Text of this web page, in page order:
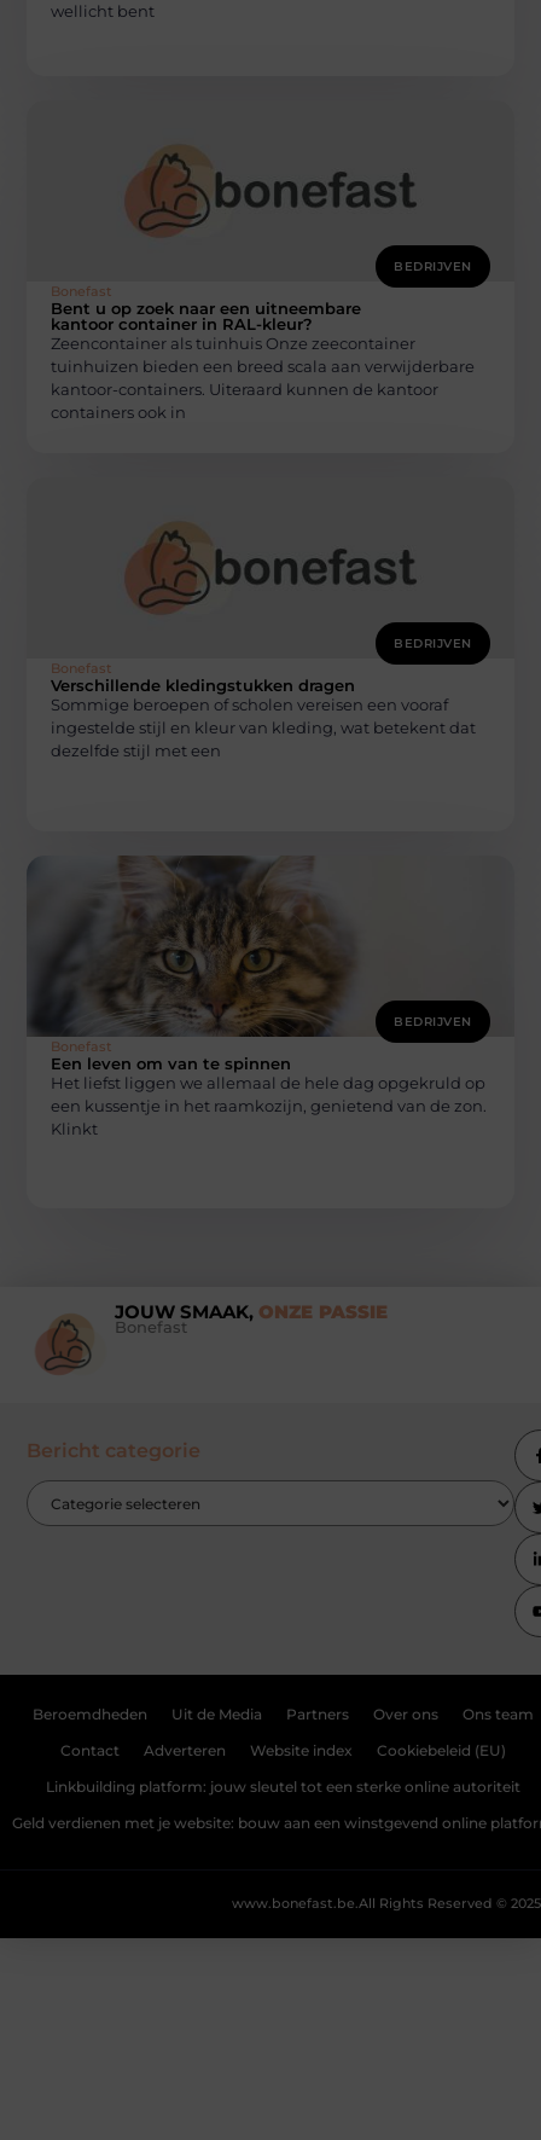
wellicht bent
BEDRIJVEN
Bonefast
Bent u op zoek naar een uitneembare
kantoor container in RAL-kleur?
Zeencontainer als tuinhuis Onze zeecontainer
tuinhuizen bieden een breed scala aan verwijderbare
kantoor-containers. Uiteraard kunnen de kantoor
containers ook in
BEDRIJVEN
Bonefast
Verschillende kledingstukken dragen
Sommige beroepen of scholen vereisen een vooraf
ingestelde stijl en kleur van kleding, wat betekent dat
dezelfde stijl met een
BEDRIJVEN
Bonefast
Een leven om van te spinnen
Het liefst liggen we allemaal de hele dag opgekruld op
een kussentje in het raamkozijn, genietend van de zon.
Klinkt
JOUW SMAAK, ONZE PASSIE
Bonefast
Bericht categorie
Beroemdheden Uit de Media Partners Over ons Ons team
Contact Adverteren Website index Cookiebeleid (EU)
Linkbuilding platform: jouw sleutel tot een sterke online autoriteit
Geld verdienen met je website: bouw aan een winstgevend online
All Rights Reserved © 2025
www.bonefast.be.